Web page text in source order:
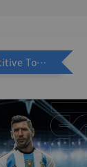
加購優惠【Competitive Toys 梅西 [CM001]】